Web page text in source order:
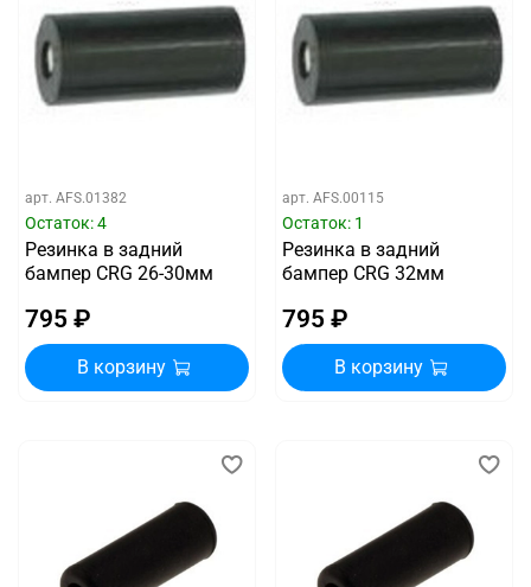
арт. AFS.01382
Остаток: 4
Резинка в задний
бампер CRG 26-30мм
795 ₽
В корзину
арт. AFS.00115
Остаток: 1
Резинка в задний
бампер CRG 32мм
795 ₽
В корзину